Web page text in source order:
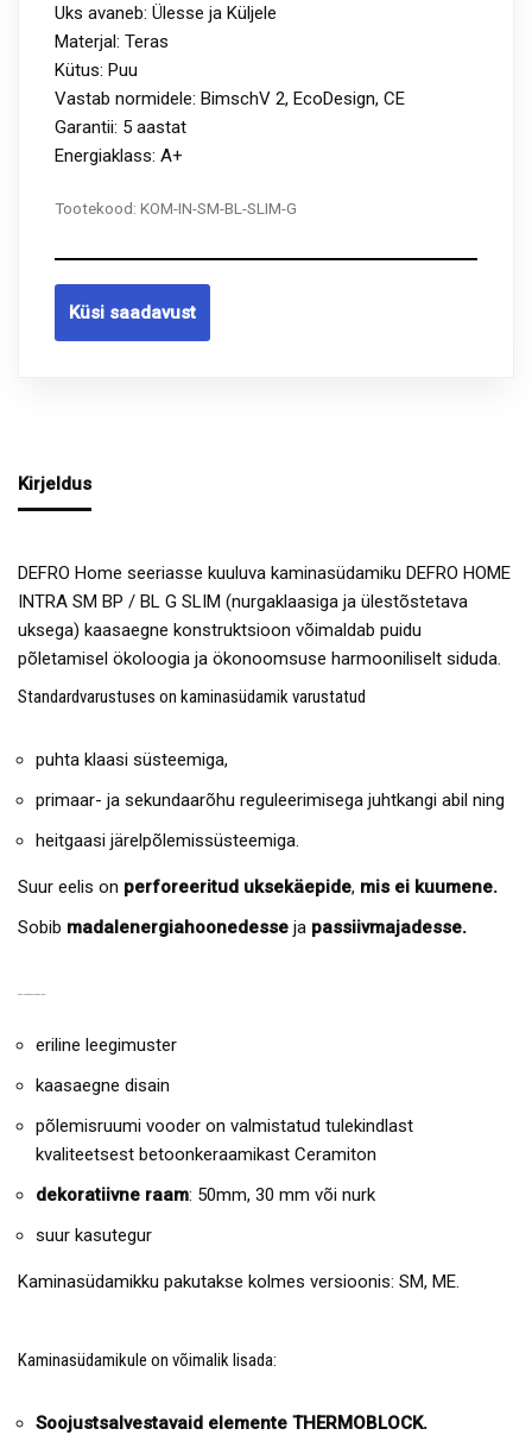
Uks avaneb: Ülesse ja Küljele
Materjal: Teras
Kütus: Puu
Vastab normidele: BimschV 2, EcoDesign, CE
Garantii: 5 aastat
Energiaklass: A+
Tootekood: KOM-IN-SM-BL-SLIM-G
Küsi saadavust
Kirjeldus
DEFRO Home seeriasse kuuluva kaminasüdamiku DEFRO HOME
INTRA SM BP / BL G SLIM (nurgaklaasiga ja ülestõstetava
uksega) kaasaegne konstruktsioon võimaldab puidu
põletamisel ökoloogia ja ökonoomsuse harmooniliselt siduda.
Standardvarustuses on kaminasüdamik varustatud
puhta klaasi süsteemiga,
primaar- ja sekundaarõhu reguleerimisega juhtkangi abil ning
heitgaasi järelpõlemissüsteemiga.
Suur eelis on perforeeritud uksekäepide, mis ei kuumene.
Sobib madalenergiahoonedesse ja passiivmajadesse.
eriline leegimuster
kaasaegne disain
põlemisruumi vooder on valmistatud tulekindlast
kvaliteetsest betoonkeraamikast Ceramiton
dekoratiivne raam: 50mm, 30 mm või nurk
suur kasutegur
Kaminasüdamikku pakutakse kolmes versioonis: SM, ME.
Kaminasüdamikule on võimalik lisada:
Soojustsalvestavaid elemente THERMOBLOCK.